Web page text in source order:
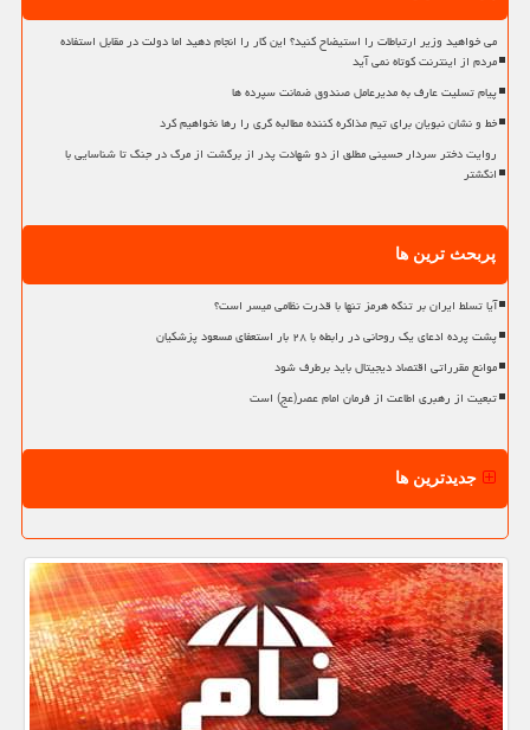
می خواهید وزیر ارتباطات را استیضاح کنید؟ این کار را انجام دهید اما دولت در مقابل استفاده
مردم از اینترنت کوتاه نمی آید
پیام تسلیت عارف به مدیرعامل صندوق ضمانت سپرده ها
خط و نشان نبویان برای تیم مذاکره کننده مطالبه گری را رها نخواهیم کرد
روایت دختر سردار حسینی مطلق از دو شهادت پدر از برگشت از مرگ در جنگ تا شناسایی با
انگشتر
پربحث ترین ها
آیا تسلط ایران بر تنگه هرمز تنها با قدرت نظامی میسر است؟
پشت پرده ادعای یک روحانی در رابطه با ۲۸ بار استعفای مسعود پزشکیان
موانع مقرراتی اقتصاد دیجیتال باید برطرف شود
تبعیت از رهبری اطاعت از فرمان امام عصر(عج) است
جدیدترین ها